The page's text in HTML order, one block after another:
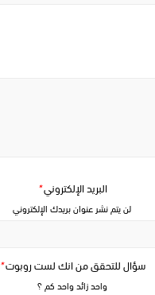
سؤال للتحقق من انك لست روبوت*
واحد زائد واحد كم ؟
البريد الإلكتروني*
لن يتم نشر عنوان بريدك الإلكتروني